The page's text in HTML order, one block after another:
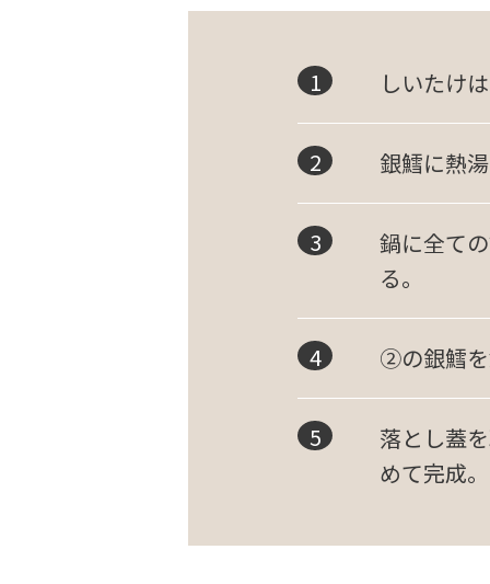
しいたけ
銀鱈に熱
鍋に全て
る。
②の銀鱈を
落とし蓋
めて完成。